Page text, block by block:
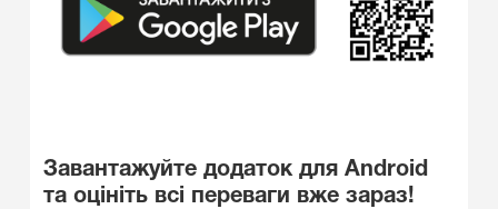
Завантажуйте додаток для Android
та оцініть всі переваги вже зараз!